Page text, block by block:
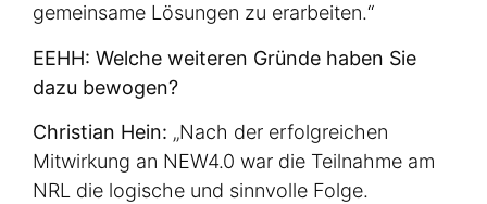
gemeinsame Lösungen zu erarbeiten.“
EEHH: Welche weiteren Gründe haben Sie
dazu bewogen?
Christian Hein: „Nach der erfolgreichen
Mitwirkung an NEW4.0 war die Teilnahme am
NRL die logische und sinnvolle Folge.